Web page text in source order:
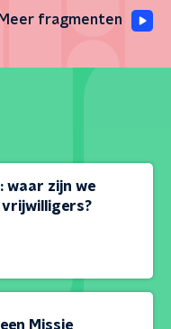
Meer fragmenten
waar zijn we
vrijwilligers?
Missie